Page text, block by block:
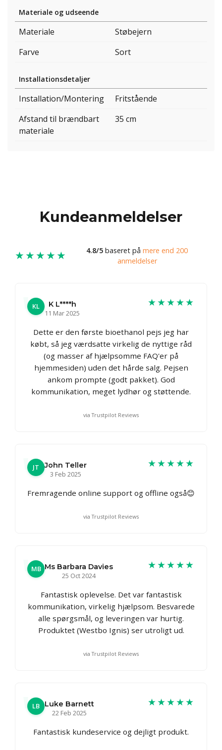
Materiale og udseende
Materiale
Støbejern
Farve
Sort
Installationsdetaljer
Installation/Montering
Fritstående
Afstand til brændbart
materiale
35 cm
Kundeanmeldelser
★★★★★ 4.8/5 baseret på mere end 200
anmeldelser
KL
K L****h
11 Mar 2025
★★★★★
Dette er den første bioethanol pejs jeg har
købt, så jeg værdsatte virkelig de nyttige råd
(og masser af hjælpsomme FAQ'er på
hjemmesiden) uden det hårde salg. Pejsen
ankom prompte (godt pakket). God
kommunikation, meget lydhør og støttende.
via Trustpilot Reviews
JT
John Teller
3 Feb 2025
★★★★★
Fremragende online support og offline også😊
via Trustpilot Reviews
MB Ms Barbara Davies
25 Oct 2024
★★★★★
Fantastisk oplevelse. Det var fantastisk
kommunikation, virkelig hjælpsom. Besvarede
alle spørgsmål, og leveringen var hurtig.
Produktet (Westbo Ignis) ser utroligt ud.
via Trustpilot Reviews
LB
Luke Barnett
22 Feb 2025
★★★★★
Fantastisk kundeservice og dejligt produkt.